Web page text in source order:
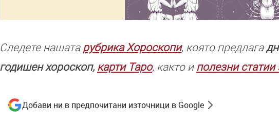
Следете нашата рубрика Хороскопи, която предлага
годишен хороскоп, карти Таро, както и полезни статии
Добави ни в предпочитани източници в Google